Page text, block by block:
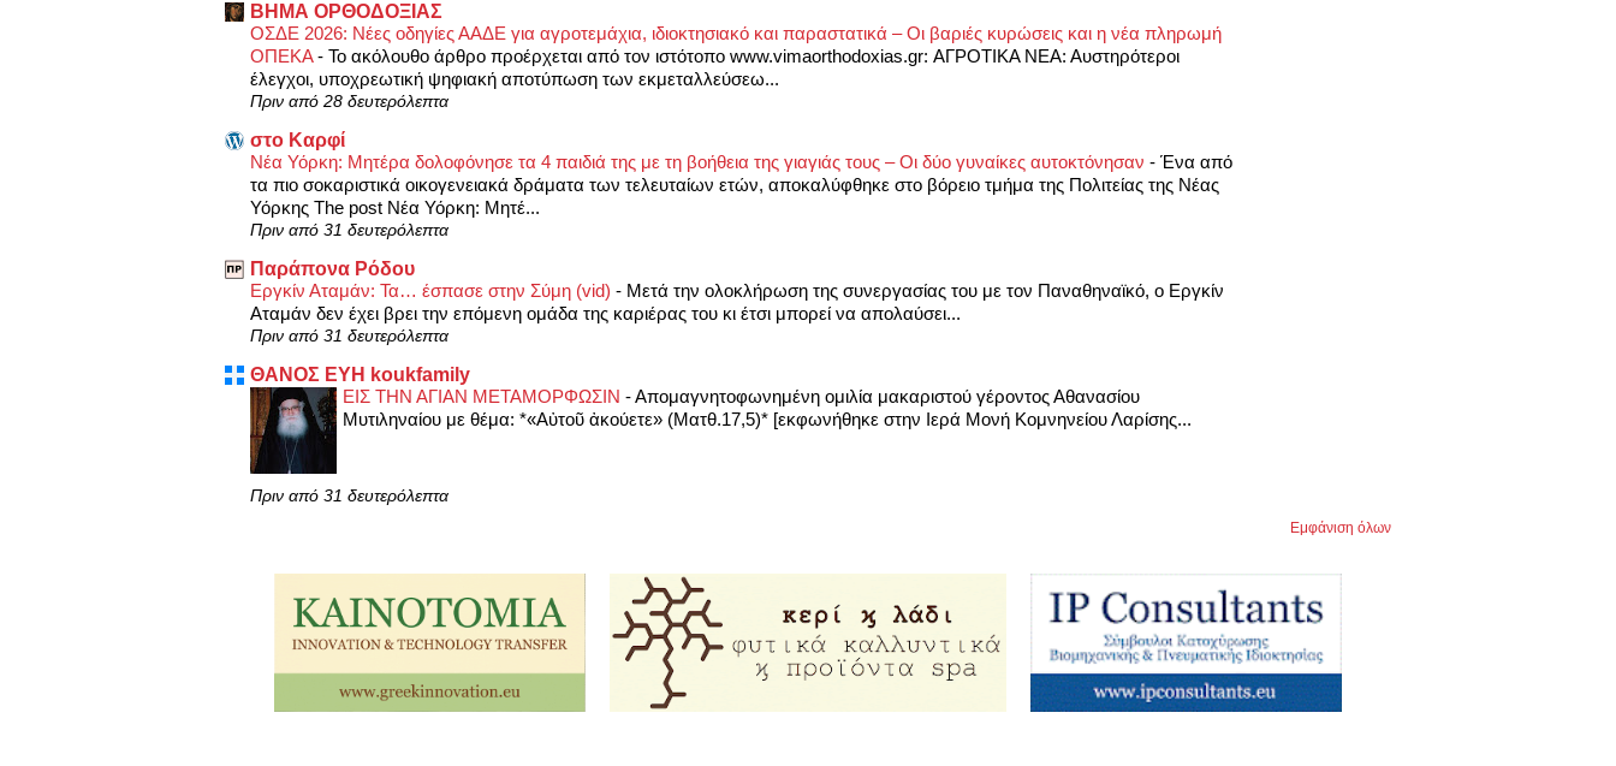
ΒΗΜΑ ΟΡΘΟΔΟΞΙΑΣ
ΟΣΔΕ 2026: Νέες οδηγίες ΑΑΔΕ για αγροτεμάχια, ιδιοκτησιακό και παραστατικά – Οι βαριές κυρώσεις και η νέα πληρωμή
ΟΠΕΚΑ- Το ακόλουθο άρθρο προέρχεται από τον ιστότοπο www.vimaorthodoxias.gr: ΑΓΡΟΤΙΚΑ ΝΕΑ: Αυστηρότεροι
έλεγχοι, υποχρεωτική ψηφιακή αποτύπωση των εκμεταλλεύσεω...
Πριν από 28 δευτερόλεπτα
στο Καρφί
Νέα Υόρκη: Μητέρα δολοφόνησε τα 4 παιδιά της με τη βοήθεια της γιαγιάς τους – Οι δύο γυναίκες αυτοκτόνησαν - Ένα από
τα πιο σοκαριστικά οικογενειακά δράματα των τελευταίων ετών, αποκαλύφθηκε στο βόρειο τμήμα της Πολιτείας της Νέας
Υόρκης The post Νέα Υόρκη: Μητέ...
Πριν από 31 δευτερόλεπτα
Παράπονα Ρόδου
Eργκίν Αταμάν: Τα… έσπασε στην Σύμη (vid) - Μετά την ολοκλήρωση της συνεργασίας του με τον Παναθηναϊκό, ο Εργκίν
Αταμάν δεν έχει βρει την επόμενη ομάδα της καριέρας του κι έτσι μπορεί να απολαύσει...
Πριν από 31 δευτερόλεπτα
ΘΑΝΟΣ ΕΥΗ koukfamily
ΕΙΣ ΤΗΝ ΑΓΙΑΝ ΜΕΤΑΜΟΡΦΩΣΙΝ -Απομαγνητοφωνημένη ομιλία μακαριστού γέροντος Αθανασίου
Μυτιληναίου με θέμα: *«Αὐτοῦ ἀκούετε» (Ματθ.17,5)* [εκφωνήθηκε στην Ιερά Μονή Κομνηνείου Λαρίσης...
Πριν από 31 δευτερόλεπτα
Εμφάνιση όλων